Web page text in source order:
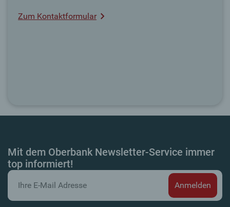
Zum Kontaktformular
Mit dem Oberbank Newsletter-Service immer
top informiert!